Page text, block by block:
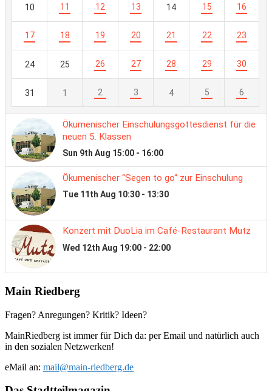
Main Riedberg
Fragen? Anregungen? Kritik? Ideen?
MainRiedberg ist immer für Dich da: per Email und natürlich auch
in den sozialen Netzwerken!
eMail an: mail@main-riedberg.de